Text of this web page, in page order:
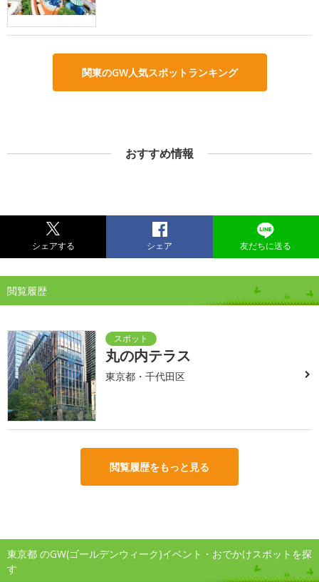
関東のGW人気スポットランキング
おすすめ情報
シェアする シェア 友だちに送る
閲覧履歴
丸の内テラス
東京都・千代田区
閲覧履歴をもっと見る
東京都 のGW(ゴールデンウィーク)イベント・おでかけスポットを探
す